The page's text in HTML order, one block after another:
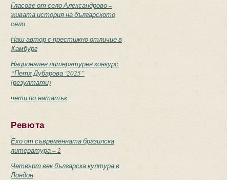
Гласове от село Александрово –
живата история на българското
село
Наш автор с престижно отличие в
Хамбург
Национален литературен конкурс
“Петя Дубарова ‘2025”
(резултати)
чети по-нататък
Ревюта
Ехо от съвременната бразилска
литература – 2
Четвърт век българска култура в
Лондон